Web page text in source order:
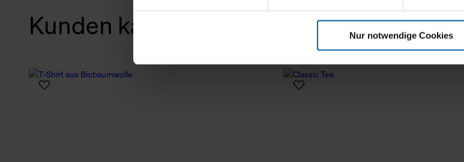
Klicken Sie auf "Alle erlauben", damit wir alle Cookies und Web-
verwenden dürfen. Über die jeweiligen Schaltflächen können Sie die Arten
erlauben möchten, verwenden wir lediglich die erwähnten technisch
Nur notwendige Cookies
Kunden kauften auch